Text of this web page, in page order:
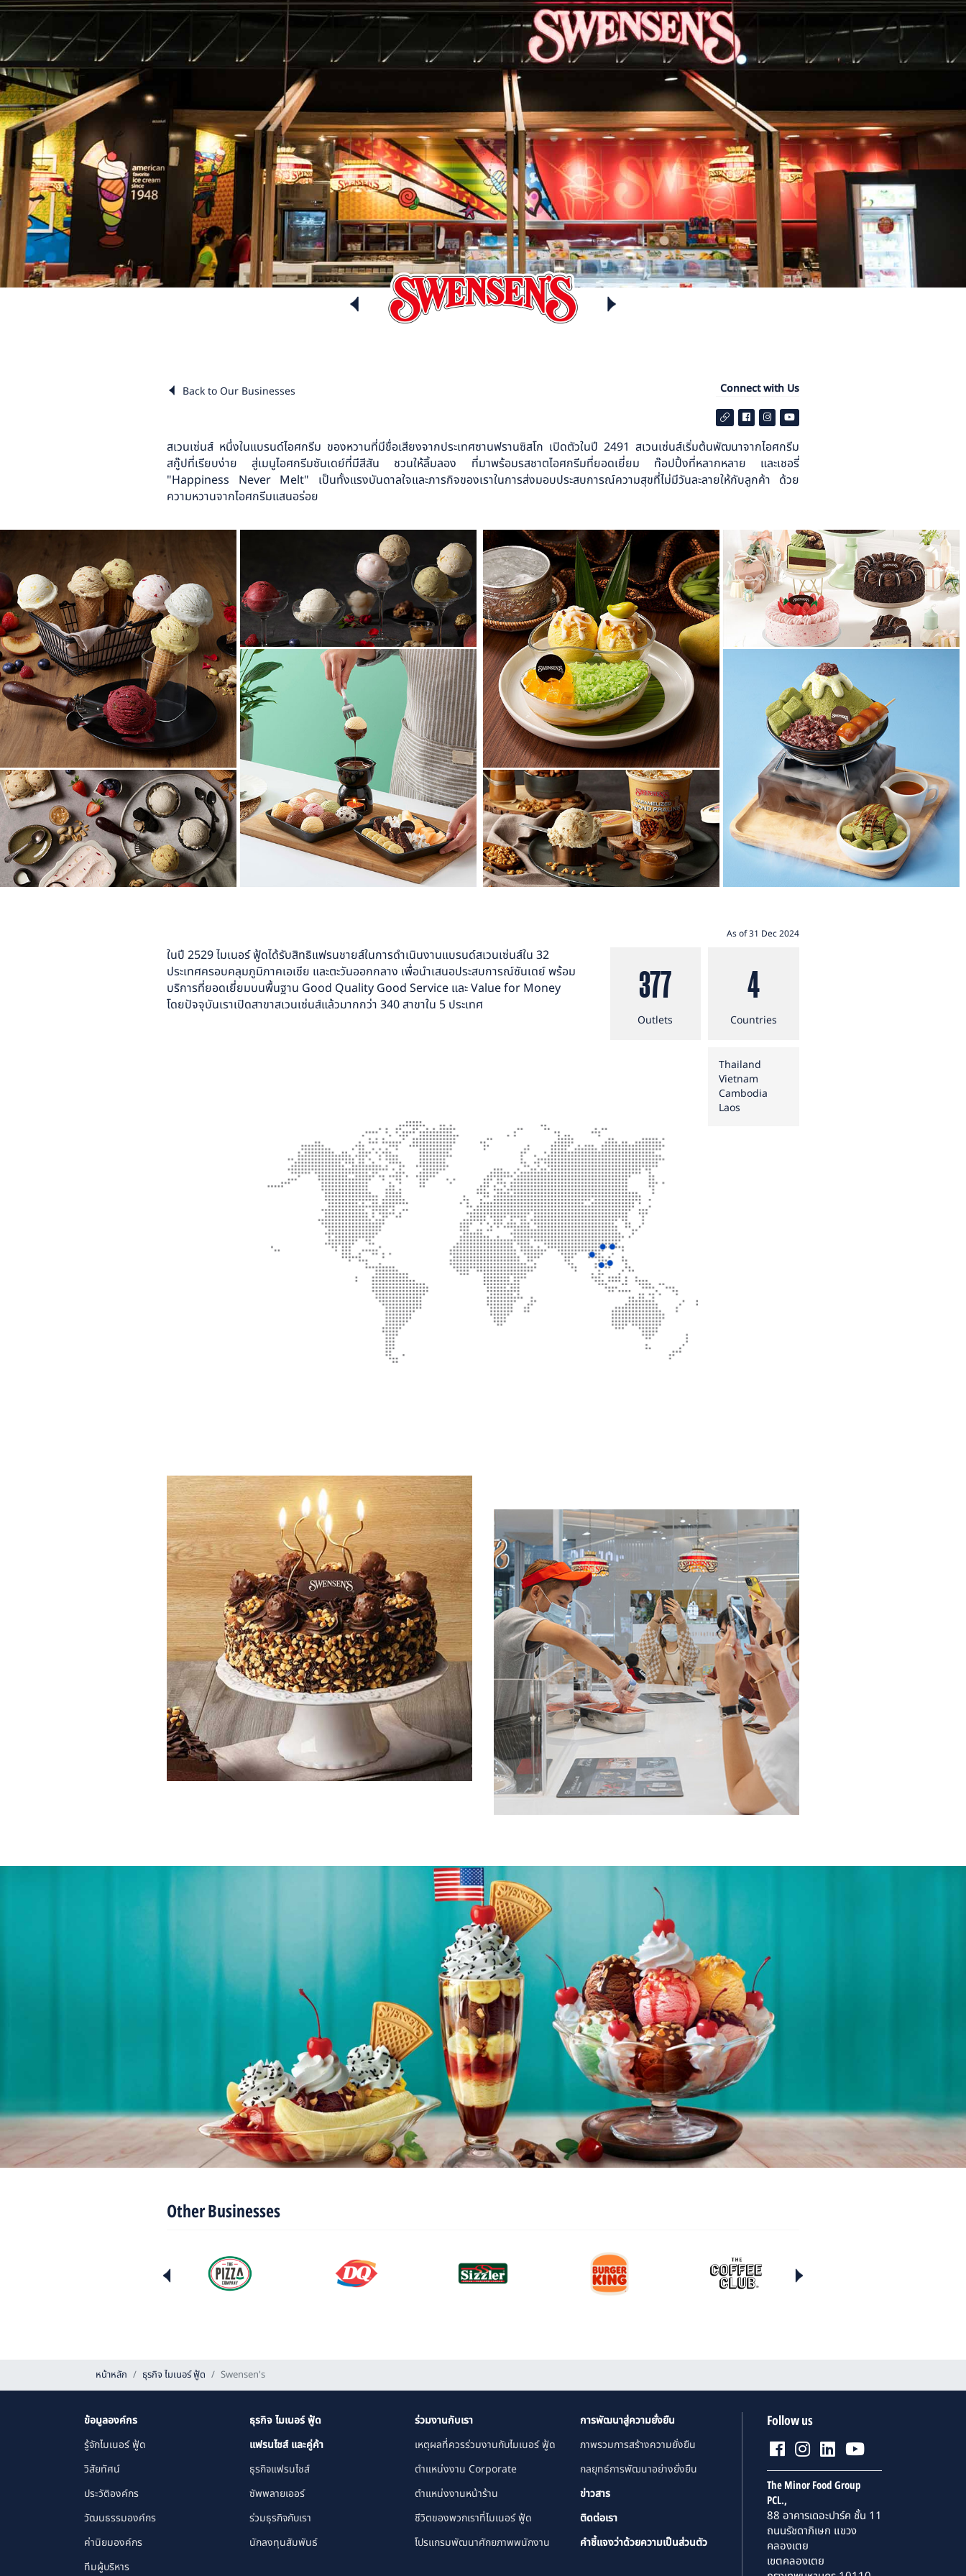
Back to Our Businesses Connect with Us
สเวนเซ่นส์ หนึ่งในแบรนด์ไอศกรีม ของหวานที่มีชื่อเสียงจากประเทศซานฟรานซิสโก เปิดตัวในปี 2491 สเวนเซ่นส์เริ่มต้นพัฒนาจากไอศกรีม
สกู๊ปที่เรียบง่าย สู่เมนูไอศกรีมซันเดย์ที่มีสีสัน ชวนให้ลิ้มลอง ที่มาพร้อมรสชาตไอศกรีมที่ยอดเยี่ยม ท๊อปปิ้งที่หลากหลาย และเชอรี่
"Happiness Never Melt" เป็นทั้งแรงบันดาลใจและภารกิจของเราในการส่งมอบประสบการณ์ความสุขที่ไม่มีวันละลายให้กับลูกค้า ด้วย
ความหวานจากไอศกรีมแสนอร่อย
As of 31 Dec 2024
ในปี 2529 ไมเนอร์ ฟู้ดได้รับสิทธิแฟรนชายส์ในการดำเนินงานแบรนด์สเวนเซ่นส์ใน 32
ประเทศครอบคลุมภูมิภาคเอเชีย และตะวันออกกลาง เพื่อนำเสนอประสบการณ์ซันเดย์ พร้อม
บริการที่ยอดเยี่ยมบนพื้นฐาน Good Quality Good Service และ Value for Money
โดยปัจจุบันเราเปิดสาขาสเวนเซ่นส์แล้วมากกว่า 340 สาขาใน 5 ประเทศ
377
Outlets
4
Countries
Thailand
Vietnam
Cambodia
Laos
Other Businesses
หน้าหลัก ธุรกิจ ไมเนอร์ ฟู้ด Swensen's
ข้อมูลองค์กร
รู้จักไมเนอร์ ฟู้ด
วิสัยทัศน์
ประวัติองค์กร
วัฒนธรรมองค์กร
ค่านิยมองค์กร
ทีมผู้บริหาร
ธุรกิจ ไมเนอร์ ฟู้ด
แฟรนไชส์ และคู่ค้า
ธุรกิจแฟรนไชส์
ซัพพลายเออร์
ร่วมธุรกิจกับเรา
นักลงทุนสัมพันธ์
ร่วมงานกับเรา
เหตุผลที่ควรร่วมงานกับไมเนอร์ ฟู้ด
ตำแหน่งงาน Corporate
ตำแหน่งงานหน้าร้าน
ชีวิตของพวกเราที่ไมเนอร์ ฟู้ด
โปรแกรมพัฒนาศักยภาพพนักงาน
การพัฒนาสู่ความยั่งยืน
ภาพรวมการสร้างความยั่งยืน
กลยุทธ์การพัฒนาอย่างยั่งยืน
ข่าวสาร
ติดต่อเรา
คำชี้แจงว่าด้วยความเป็นส่วนตัว
Follow us
The Minor Food Group
PCL.,
88 อาคารเดอะปาร์ค ชั้น 11
ถนนรัชดาภิเษก แขวง
คลองเตย
เขตคลองเตย